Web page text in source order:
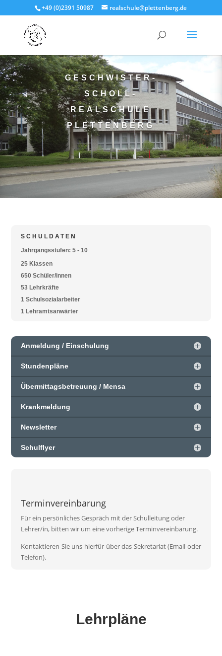
+49 (0)2391 50987 realschule@plettenberg.de
GESCHWISTER-
SCHOLL-
REALSCHULE
PLETTENBERG
SCHULDATEN
Jahrgangsstufen: 5 - 10
25 Klassen
650 Schüler/innen
53 Lehrkräfte
1 Schulsozialarbeiter
1 Lehramtsanwärter
Anmeldung / Einschulung
Stundenpläne
Übermittagsbetreuung / Mensa
Krankmeldung
Newsletter
Schulflyer
Terminvereinbarung
Für ein persönliches Gespräch mit der Schulleitung oder
Lehrer/in, bitten wir um eine vorherige Terminvereinbarung.
Kontaktieren Sie uns hierfür über das Sekretariat (Email oder
Telefon).
Lehrpläne